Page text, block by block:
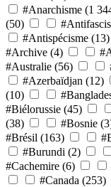
#Anarchisme (1
(50)
#Antispécisme (13)
#Archive (4)
#Australie (56)
#Azerbaïdjan (12)
(10)
#Biélorussie (45)
(38)
#Bosnie
#Brésil (163)
#Burundi (2)
#Cachemire (6)
#Canada (253)